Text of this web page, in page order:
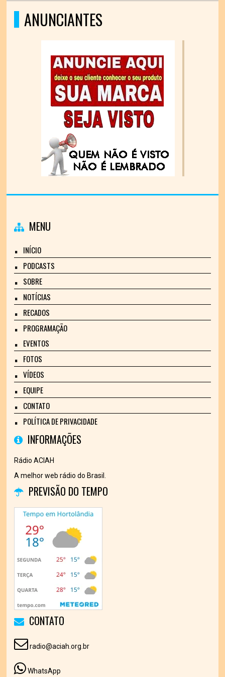
ANUNCIANTES
MENU
INÍCIO
PODCASTS
SOBRE
NOTÍCIAS
RECADOS
PROGRAMAÇÃO
EVENTOS
FOTOS
VÍDEOS
EQUIPE
CONTATO
POLÍTICA DE PRIVACIDADE
INFORMAÇÕES
Rádio ACIAH
A melhor web rádio do Brasil.
PREVISÃO DO TEMPO
CONTATO
radio@aciah.org.br
WhatsApp